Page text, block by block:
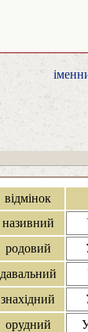
відмінок
називний
родовий
давальний
знахідний
орудний